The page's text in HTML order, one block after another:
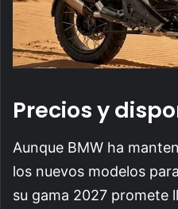
Precios y
Aunque BMW ha
los nuevos modelos
su gama 2027 promete